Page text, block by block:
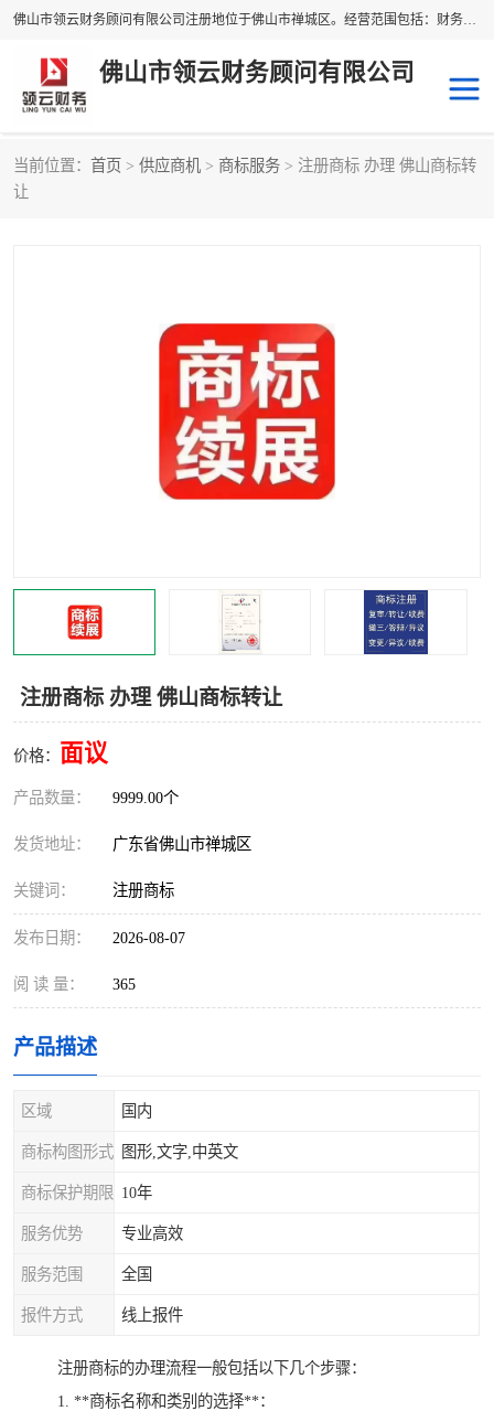
佛山市领云财务顾问有限公司注册地位于佛山市禅城区。经营范围包括：财务咨询，税务服务，企业管理咨询，信息咨询服务，法律咨询顾问，商务代理代办等服务；主要项目有：代理记账，旧账账务处理，疑难账务处理，建账审账；纳税申报，网上申请发票，企业税务分析、审查与评估；注册个体工商户，注册公司，公司注销；企业名称、地址、法人、股东、经营范围、营业期限等资料变更；商标注册、商标转让。财税审计、税务咨询、公司年审。
佛山市领云财务顾问有限公司
当前位置： 首页 > 供应商机 > 商标服务 > 注册商标 办理 佛山商标转
让
注册商标 办理 佛山商标转让
价格： 面议
产品数量： 9999.00个
发货地址： 广东省佛山市禅城区
关键词： 注册商标
发布日期： 2026-08-07
阅 读 量： 365
产品描述
区域 国内
商标构图形式 图形,文字,中英文
商标保护期限 10年
服务优势 专业高效
服务范围 全国
报件方式 线上报件
注册商标的办理流程一般包括以下几个步骤：
1. **商标名称和类别的选择**：